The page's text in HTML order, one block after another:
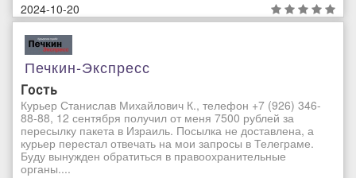
2024-10-20
Печкин-Экспресс
Гость
Курьер Станислав Михайлович К., телефон +7 (926) 346-
88-88, 12 сентября получил от меня 7500 рублей за
пересылку пакета в Израиль. Посылка не доставлена, а
курьер перестал отвечать на мои запросы в Телеграме.
Буду вынужден обратиться в правоохранительные
органы....